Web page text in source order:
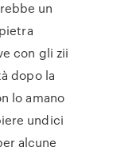
un
con gli zii
dopo la
lo amano
undici
alcune